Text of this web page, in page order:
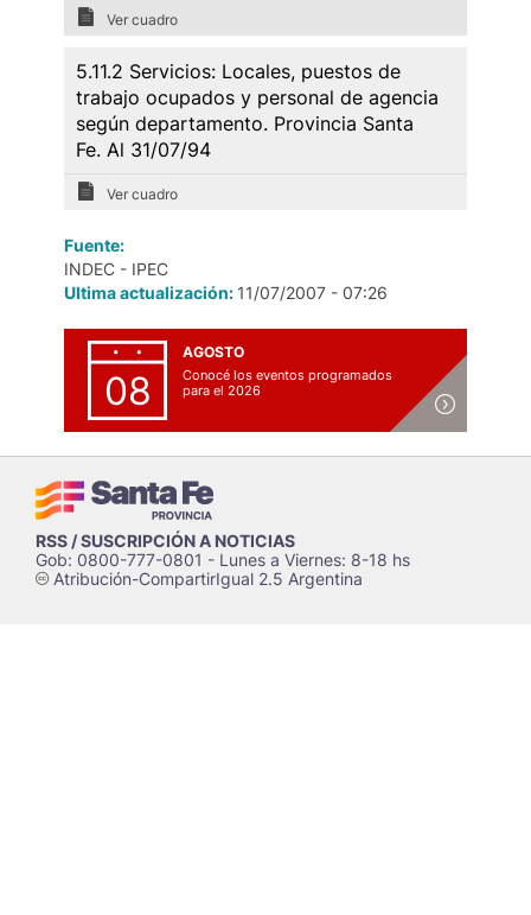
Ver cuadro
5.11.2 Servicios: Locales, puestos de
trabajo ocupados y personal de agencia
según departamento. Provincia Santa
Fe. Al 31/07/94
Ver cuadro
Fuente:
INDEC - IPEC
Ultima actualización: 11/07/2007 - 07:26
08
AGOSTO
Conocé los eventos programados
para el 2026
RSS / SUSCRIPCIÓN A NOTICIAS
Gob: 0800-777-0801 - Lunes a Viernes: 8-18 hs
cAtribución-CompartirIgual 2.5 Argentina